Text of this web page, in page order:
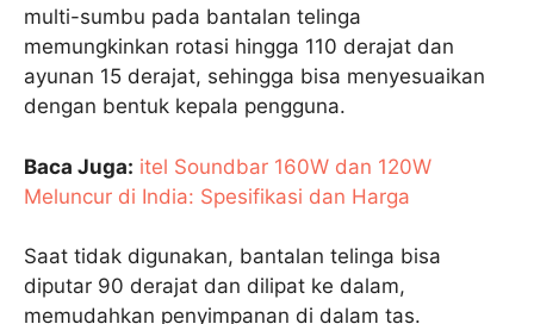
multi-sumbu pada bantalan telinga
memungkinkan rotasi hingga 110 derajat dan
ayunan 15 derajat, sehingga bisa menyesuaikan
dengan bentuk kepala pengguna.
Baca Juga: itel Soundbar 160W dan 120W
Meluncur di India: Spesifikasi dan Harga
Saat tidak digunakan, bantalan telinga bisa
diputar 90 derajat dan dilipat ke dalam,
memudahkan penyimpanan di dalam tas.